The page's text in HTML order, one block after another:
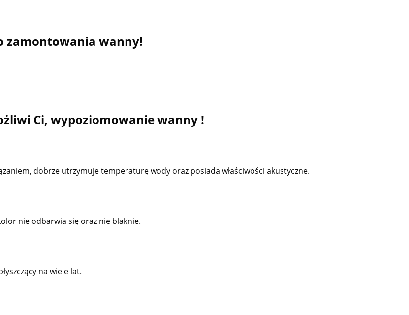
zamontowania wanny!
Ci, wypoziomowanie wanny !
dobrze utrzymuje temperaturę wody oraz posiada właściwości akustyczne.
nie odbarwia się oraz nie blaknie.
na wiele lat.